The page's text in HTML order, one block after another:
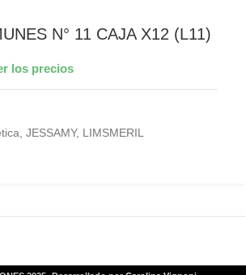
N° 11 CAJA X12 (L11)
los precios
JESSAMY, LIMSMERIL